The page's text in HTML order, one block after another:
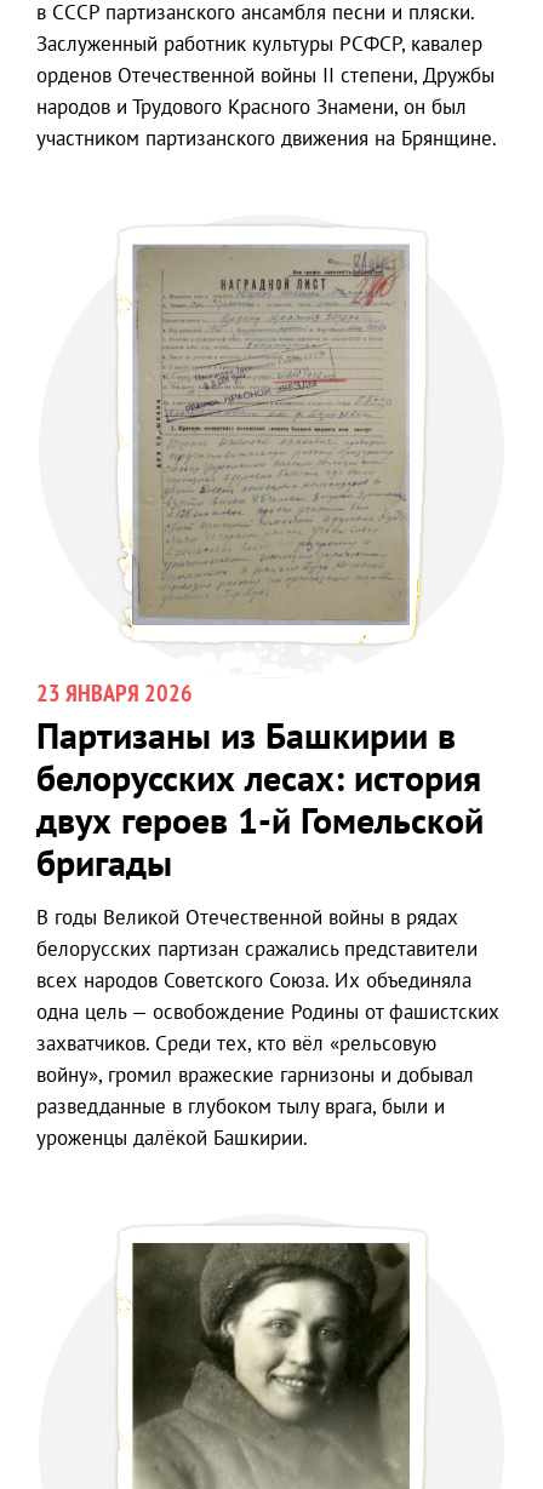
в СССР партизанского ансамбля песни и пляски.
Заслуженный работник культуры РСФСР, кавалер
орденов Отечественной войны II степени, Дружбы
народов и Трудового Красного Знамени, он был
участником партизанского движения на Брянщине.​
23 ЯНВАРЯ 2026
Партизаны из Башкирии в
белорусских лесах: история
двух героев 1-й Гомельской
бригады
В годы Великой Отечественной войны в рядах
белорусских партизан сражались представители
всех народов Советского Союза. Их объединяла
одна цель — освобождение Родины от фашистских
захватчиков. Среди тех, кто вёл «рельсовую
войну», громил вражеские гарнизоны и добывал
разведданные в глубоком тылу врага, были и
уроженцы далёкой Башкирии.